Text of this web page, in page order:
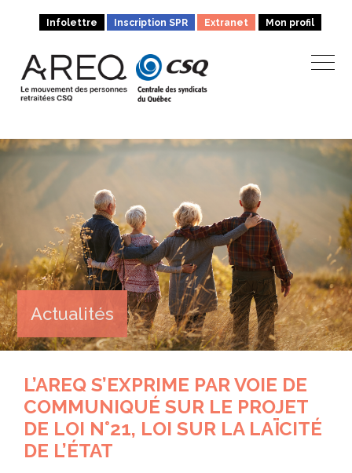
Infolettre Inscription SPR Extranet Mon profil
Actualités
L’AREQ S’EXPRIME PAR VOIE DE
COMMUNIQUÉ SUR LE PROJET
DE LOI N°21, LOI SUR LA LAÏCITÉ
DE L’ÉTAT